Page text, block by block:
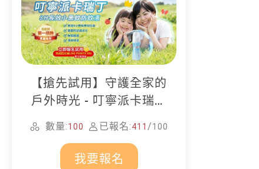
【搶先試用】守護全家的
戶外時光 - 叮寧派卡瑞丁
防蚊液
數量:100 已報名:411 /100
我要報名